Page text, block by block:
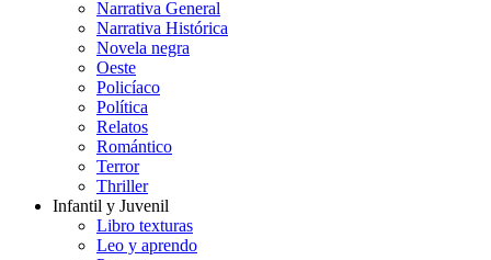
Narrativa General
Narrativa Histórica
Novela negra
Oeste
Policíaco
Política
Relatos
Romántico
Terror
Thriller
Infantil y Juvenil
Libro texturas
Leo y aprendo